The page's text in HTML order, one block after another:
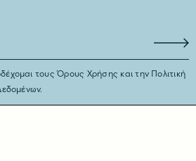
τουςΌρους Χρήσης και τηνΠολιτική